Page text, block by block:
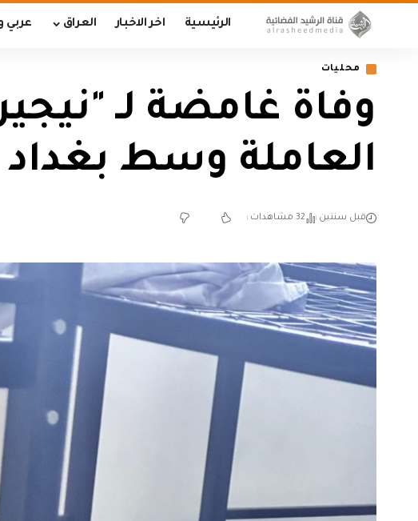
الرئيسية اخر الاخبار العراق عربي
محليات
وفاة غامضة لـ
العاملة وسط بغداد
قبل سنتين 32 مشاهدات